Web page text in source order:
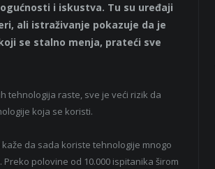
i iskustva. Tu su uređaji
ali istraživanje pokazuje da je
se stalno menja, prateći sve
tehnologija raste, sve je veći rizik da
koja se koristi.
da sada koriste tehnologije mnogo
polovine od 10.000 ispitanika širom